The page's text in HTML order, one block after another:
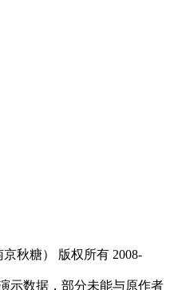
秋糖） 版权所有 2008-
示数据，部分未能与原作者